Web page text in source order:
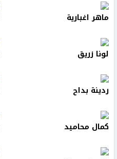
ماهر اغبارية
لونا زريق
ردينة بداح
كمال محاميد